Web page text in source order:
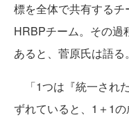
標を全体で共有する
HRBPチーム。その過
あると、菅原氏は語る。
「1つは『統一され
ずれていると、1＋1